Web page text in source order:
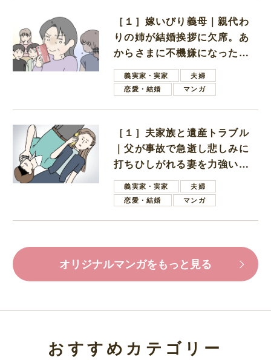
［１］嫁いびり義母｜親代わ
りの姉が結婚挨拶に欠席。あ
からさまに不機嫌になった義
母義実家・実家
夫婦
恋愛・結婚
マンガ
［１］夫家族と遺産トラブル
｜父が事故で急逝し悲しみに
打ちひしがれる妻を力強い言
葉で励ます夫
義実家・実家
夫婦
恋愛・結婚
マンガ
オリジナルマンガをもっと見る
おすすめカテゴリー